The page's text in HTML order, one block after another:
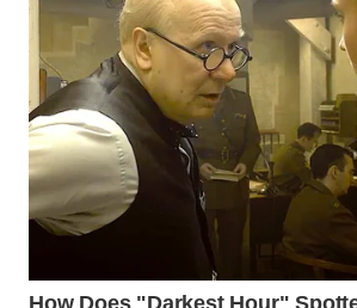
LISTRIK
MASYARAKAT
KELISTRIKAN
WALINKI
ID
ID